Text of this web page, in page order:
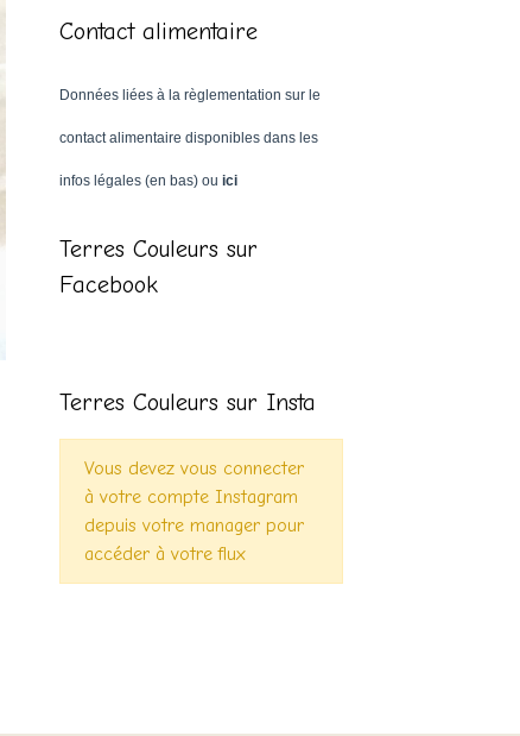
Contact alimentaire
Données liées à la règlementation sur le
contact alimentaire disponibles dans les
infos légales (en bas) ou ici
Terres Couleurs sur
Facebook
Terres Couleurs sur Insta
Vous devez vous connecter
à votre compte Instagram
depuis votre manager pour
accéder à votre flux